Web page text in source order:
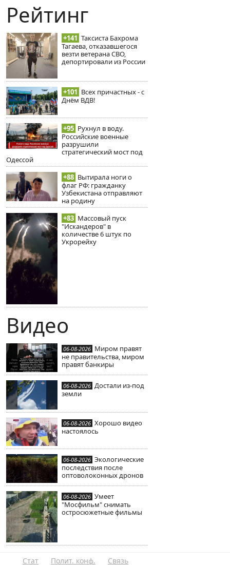
Рейтинг
+141 Таксиста Бахрома
Тагаева, отказавшегося
везти ветерана СВО,
депортировали из России
+101 Всех причастных - с
Днём ВДВ!
+95 Рухнул в воду.
Российские военные
разрушили
стратегический мост под
Одессой
+88 Вытирала ноги о
флаг РФ: гражданку
Узбекистана отправляют
на родину
+83 Массовый пуск
"Искандеров" в
количестве 6 штук по
Укрорейху
Видео
06-08-2026 Миром правят
не правительства, миром
правят банкиры
06-08-2026 Достали из-под
земли
06-08-2026 Хорошо видео
настоялось
06-08-2026 Экологические
последствия после
оптоволоконных дронов
06-08-2026 Умеет
"Мосфильм" снимать
остросюжетные фильмы
Стат Полит. конф. Связь